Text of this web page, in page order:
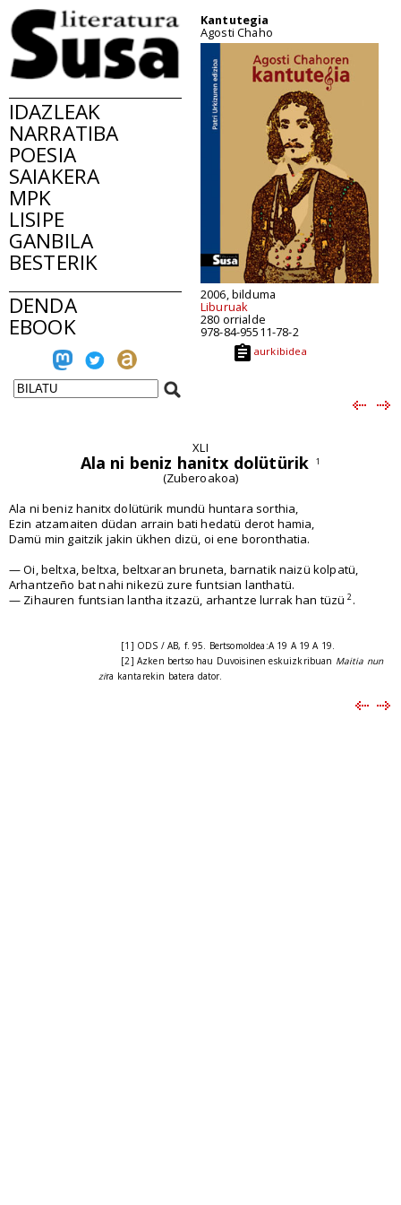
IDAZLEAK
NARRATIBA
POESIA
SAIAKERA
MPK
LISIPE
GANBILA
BESTERIK
DENDA
EBOOK
Kantutegia
Agosti Chaho
2006, bilduma
Liburuak
280 orrialde
978-84-95511-78-2
aurkibidea
XLI
Ala ni beniz hanitx dolütürik 1
(Zuberoakoa)
Ala ni beniz hanitx dolütürik mundü huntara sorthia,
Ezin atzamaiten düdan arrain bati hedatü derot hamia,
Damü min gaitzik jakin ükhen dizü, oi ene boronthatia.
— Oi, beltxa, beltxa, beltxaran bruneta, barnatik naizü kolpatü,
Arhantzeño bat nahi nikezü zure funtsian lanthatü.
— Zihauren funtsian lantha itzazü, arhantze lurrak han tüzü 2.
[1] ODS / AB, f. 95. Bertsomoldea:A 19 A 19 A 19.
[2] Azken bertso hau Duvoisinen eskuizkribuan Maitia nun
zira kantarekin batera dator.